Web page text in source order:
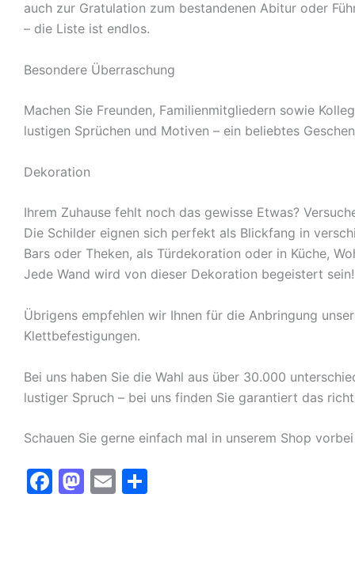
auch zur Gratulation zum bestandenen Abitur oder
– die Liste ist endlos.
Besondere Überraschung
Machen Sie Freunden, Familienmitgliedern sowie
lustigen Sprüchen und Motiven – ein beliebtes
Dekoration
Ihrem Zuhause fehlt noch das gewisse Etwas?
Die Schilder eignen sich perfekt als Blickfang in
Bars oder Theken, als Türdekoration oder in Küche,
Jede Wand wird von dieser Dekoration begeistert sein!
Übrigens empfehlen wir Ihnen für die Anbringung
Klettbefestigungen.
Bei uns haben Sie die Wahl aus über 30.000
lustiger Spruch – bei uns finden Sie garantiert das
Schauen Sie gerne einfach mal in unserem Shop
F
M E